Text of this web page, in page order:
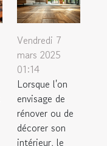
Vendredi 7
mars 2025
01:14
Lorsque l'on
envisage de
rénover ou de
décorer son
intérieur, le